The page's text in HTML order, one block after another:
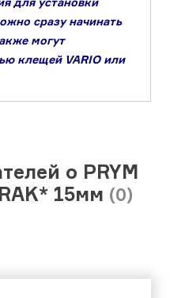
сразу начинать
могут
клещей VARIO или
о PRYM
15мм (0)